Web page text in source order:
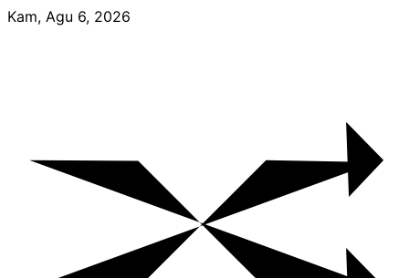
Skip
Kam, Agu 6, 2026